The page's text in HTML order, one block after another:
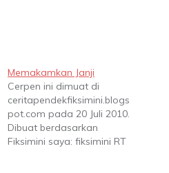
Memakamkan Janji
Cerpen ini dimuat di
ceritapendekfiksimini.blogs
pot.com pada 20 Juli 2010.
Dibuat berdasarkan
Fiksimini saya: fiksimini RT